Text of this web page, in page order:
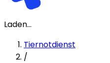
Laden...
Tiernotdienst
/